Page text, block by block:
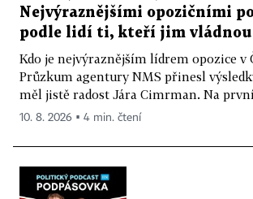
Nejvýraznějšími opozičními
podle lidí ti, kteří jim vládnou
Kdo je nejvýraznějším lídrem opozice v
Průzkum agentury NMS přinesl
měl jistě radost Jára Cimrman. Na
10. 8. 2026 ▪ 4 min. čtení